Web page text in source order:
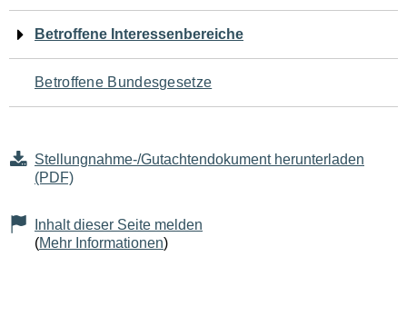
für
den
Seiteninhalt
Betroffene Interessenbereiche
Betroffene Bundesgesetze
Stellungnahme-/Gutachtendokument herunterladen
(PDF)
Inhalt dieser Seite melden
(Mehr Informationen)